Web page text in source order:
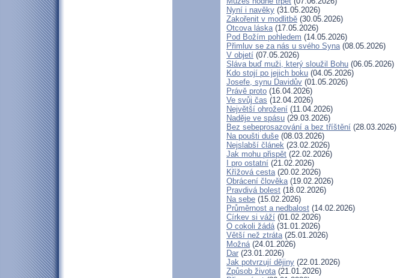
Nyní i navěky (31.05.2026)
Zakořenit v modlitbě (30.05.2026)
Otcova láska(17.05.2026)
Pod Božím pohledem (14.05.2026)
Přimluv se za nás u svého Syna(08.05.2026)
V objetí (07.05.2026)
Sláva buď muži, který sloužil Bohu (06.05.2026)
Kdo stojí po jejich boku (04.05.2026)
Josefe, synu Davidův (01.05.2026)
Právě proto (16.04.2026)
Ve svůj čas (12.04.2026)
Největší ohrožení (11.04.2026)
Naděje ve spásu (29.03.2026)
Bez sebeprosazování a bez tříštění (28.03.2026)
Na poušti duše (08.03.2026)
Nejslabší článek (23.02.2026)
Jak mohu přispět (22.02.2026)
I pro ostatní (21.02.2026)
Křížová cesta(20.02.2026)
Obrácení člověka(19.02.2026)
Pravdivá bolest (18.02.2026)
Na sebe (15.02.2026)
Průměrnost a nedbalost (14.02.2026)
Církev si váží (01.02.2026)
O cokoli žádá(31.01.2026)
Větší než ztráta(25.01.2026)
Možná(24.01.2026)
Dar (23.01.2026)
Jak potvrzují dějiny (22.01.2026)
Způsob života(21.01.2026)